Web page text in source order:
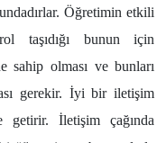
Öğretimin etkili
taşıdığı bunun için
sahip olması ve bunları
gerekir. İyi bir iletişim
getirir. İletişim çağında